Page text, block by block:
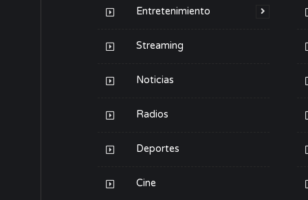
Entretenimiento
Streaming
Noticias
Radios
Deportes
Cine